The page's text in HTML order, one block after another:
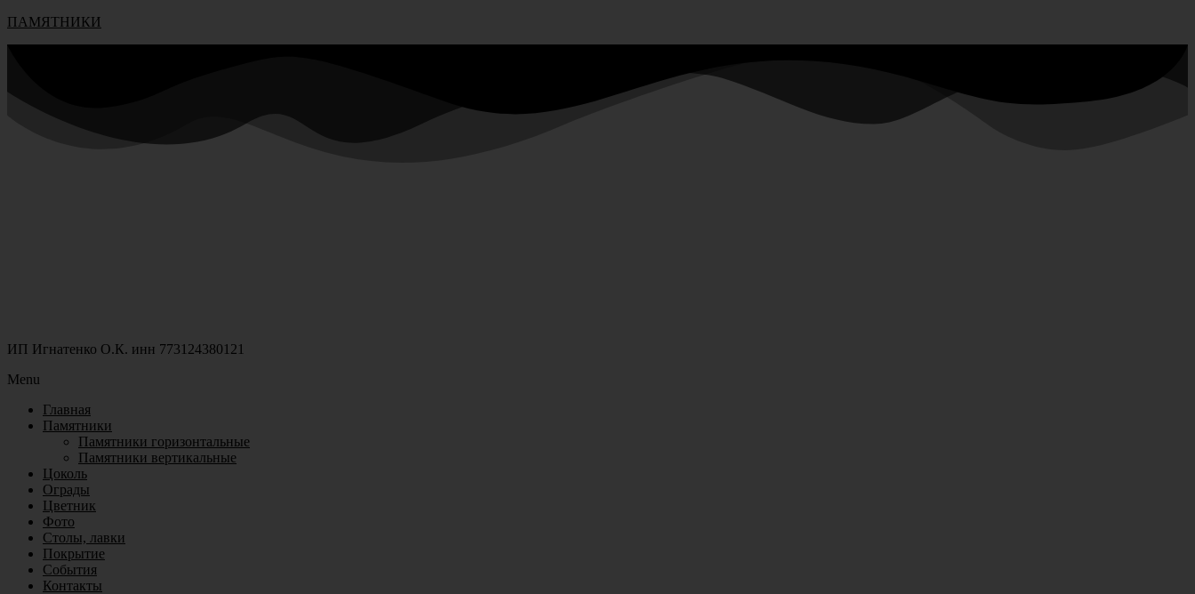
ПАМЯТНИКИ
ИП Игнатенко О.К. инн 773124380121
Menu
Главная
Памятники
Памятники горизонтальные
Памятники вертикальные
Цоколь
Ограды
Цветник
Фото
Столы, лавки
Покрытие
События
Контакты